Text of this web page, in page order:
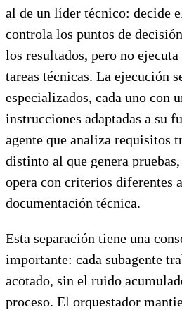
al de un líder técnico: decide
controla los puntos de
los resultados, pero no
tareas técnicas. La ejecución
especializados, cada uno con
instrucciones adaptadas a su
agente que analiza requisitos
distinto al que genera
opera con criterios diferentes
documentación técnica.
Esta separación tiene una
importante: cada subagente
acotado, sin el ruido
proceso. El orquestador